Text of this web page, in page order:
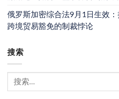
俄罗斯加密综合法9月1日生效
跨境贸易豁免的制裁悖论
搜索